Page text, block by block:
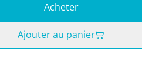
Acheter
Ajouter au panier